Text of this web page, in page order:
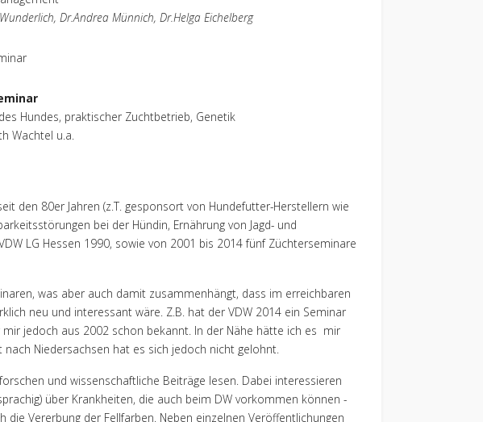
Dr.Andrea Münnich, Dr.Helga Eichelberg
Hundes, praktischer Zuchtbetrieb, Genetik
Wachtel u.a.
den 80er Jahren (z.T. gesponsort von Hundefutter-Herstellern wie
bei der Hündin, Ernährung von Jagd- und
LG Hessen 1990, sowie von 2001 bis 2014 fünf Züchterseminare
was aber auch damit zusammenhängt, dass im erreichbaren
neu und interessant wäre. Z.B. hat der VDW 2014 ein Seminar
jedoch aus 2002 schon bekannt. In der Nähe hätte ich es mir
Niedersachsen hat es sich jedoch nicht gelohnt.
und wissenschaftliche Beiträge lesen. Dabei interessieren
über Krankheiten, die auch beim DW vorkommen können -
Vererbung der Fellfarben. Neben einzelnen Veröffentlichungen